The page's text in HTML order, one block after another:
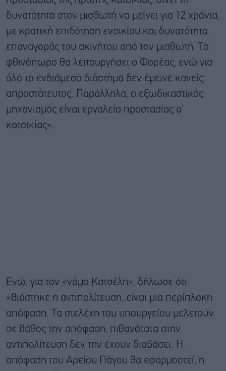
δυνατότητα στον μισθωτή να μείνει για 12 χρόνια,
με κρατική επιδότηση ενοικίου και δυνατότητα
επαναγοράς του ακινήτου από τον μισθωτή. Το
φθινόπωρο θα λειτουργήσει ο Φορέας, ενώ για
όλο το ενδιάμεσο διάστημα δεν έμεινε κανείς
απροστάτευτος. Παράλληλα, ο εξωδικαστικός
μηχανισμός είναι εργαλείο προστασίας α’
κατοικίας».
Ενώ, για τον «νόμο Κατσέλη», δήλωσε ότι
«βιάστηκε η αντιπολίτευση, είναι μια περίπλοκη
απόφαση. Τα στελέχη του υπουργείου μελετούν
σε βάθος την απόφαση, πιθανότατα στην
αντιπολίτευση δεν την έχουν διαβάσει. Η
απόφαση του Αρείου Πάγου θα εφαρμοστεί, η